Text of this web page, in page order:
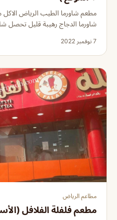
مطعم شاورما الطيب الرياض الاكل
شاورما الدجاج رهيبة قليل تحصل
7 نوفمبر 2022
مطاعم الرياض
مطعم فلفلة الفلافل